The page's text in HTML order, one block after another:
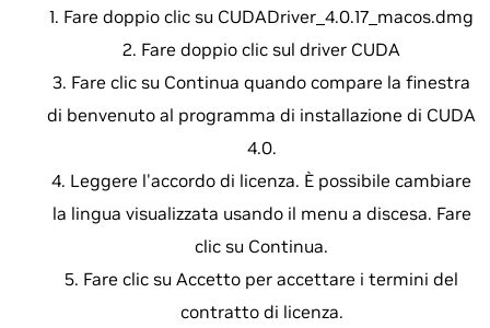
Fare doppio clic su CUDADriver_4.0.17_macos.dmg
Fare doppio clic sul driver CUDA
Fare clic su Continua quando compare la finestra
di benvenuto al programma di installazione di CUDA
4.0.
Leggere l'accordo di licenza. È possibile cambiare
la lingua visualizzata usando il menu a discesa. Fare
clic su Continua.
Fare clic su Accetto per accettare i termini del
contratto di licenza.